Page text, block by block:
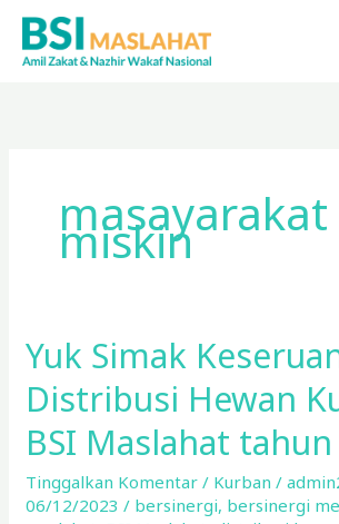
Lewati
konten
masayarakat
miskin
Yuk Simak
Distribusi Hewan
BSI Maslahat tahun
Tinggalkan Komentar / Kurban /
06/12/2023/ bersinergi, bersinergi
Yuk
Simak
Keseruan
Distribusi
Hewan
Kurban
BSI